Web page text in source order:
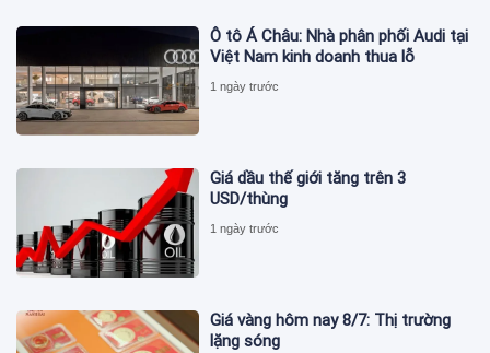
Ô tô Á Châu: Nhà phân phối Audi tại
Việt Nam kinh doanh thua lỗ
1 ngày trước
Giá dầu thế giới tăng trên 3
USD/thùng
1 ngày trước
Giá vàng hôm nay 8/7: Thị trường
lặng sóng